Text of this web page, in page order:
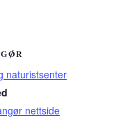
naturistsenter
nettside